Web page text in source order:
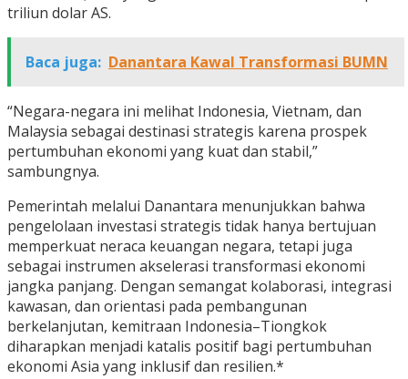
triliun dolar AS.
Baca juga: Danantara Kawal Transformasi BUMN
“Negara-negara ini melihat Indonesia, Vietnam, dan
Malaysia sebagai destinasi strategis karena prospek
pertumbuhan ekonomi yang kuat dan stabil,”
sambungnya.
Pemerintah melalui Danantara menunjukkan bahwa
pengelolaan investasi strategis tidak hanya bertujuan
memperkuat neraca keuangan negara, tetapi juga
sebagai instrumen akselerasi transformasi ekonomi
jangka panjang. Dengan semangat kolaborasi, integrasi
kawasan, dan orientasi pada pembangunan
berkelanjutan, kemitraan Indonesia–Tiongkok
diharapkan menjadi katalis positif bagi pertumbuhan
ekonomi Asia yang inklusif dan resilien.*